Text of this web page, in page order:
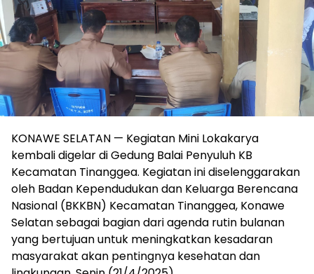
KONAWE SELATAN — Kegiatan Mini Lokakarya
kembali digelar di Gedung Balai Penyuluh KB
Kecamatan Tinanggea. Kegiatan ini diselenggarakan
oleh Badan Kependudukan dan Keluarga Berencana
Nasional (BKKBN) Kecamatan Tinanggea, Konawe
Selatan sebagai bagian dari agenda rutin bulanan
yang bertujuan untuk meningkatkan kesadaran
masyarakat akan pentingnya kesehatan dan